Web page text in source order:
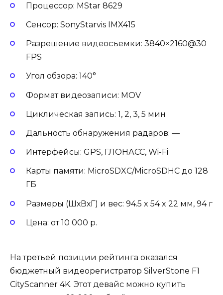
Процессор: MStar 8629
Сенсор: SonyStarvis IMX415
Разрешение видеосъемки: 3840×2160@30
FPS
Угол обзора: 140°
Формат видеозаписи: MOV
Циклическая запись: 1, 2, 3, 5 мин
Дальность обнаружения радаров: —
Интерфейсы: GPS, ГЛОНАСС, Wi-Fi
Карты памяти: MicroSDXC/MicroSDHC до 128
ГБ
Размеры (ШхВхГ) и вес: 94.5 x 54 x 22 мм, 94 г
Цена: от 10 000 р.
На третьей позиции рейтинга оказался
бюджетный видеорегистратор SilverStone F1
CityScanner 4K. Этот девайс можно купить